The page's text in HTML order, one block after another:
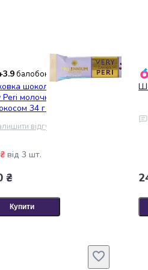
балобонусів
шоколаду Millennium
Peri молочний з начинкою
34 г * 12 шт
відгук
від 3 шт.
₴
Купити